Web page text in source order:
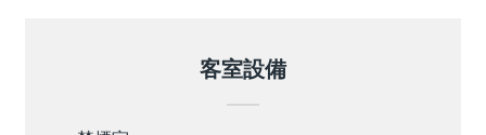
客室設備